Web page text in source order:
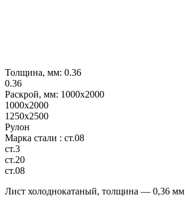
Толщина, мм: 0.36
0.36
Раскрой, мм: 1000х2000
1000х2000
1250х2500
Рулон
Марка стали : ст.08
ст.3
ст.20
ст.08
Лист холоднокатаный, толщина — 0,36 мм